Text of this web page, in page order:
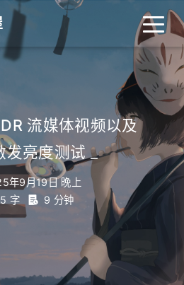
流媒体视频以及
发亮度测试 _
年9月19日 晚上
字
9 分钟